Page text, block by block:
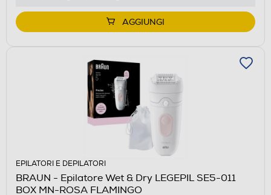
AGGIUNGI
EPILATORI E DEPILATORI
BRAUN - Epilatore Wet & Dry LEGEPIL SE5-011
BOX MN-ROSA FLAMINGO